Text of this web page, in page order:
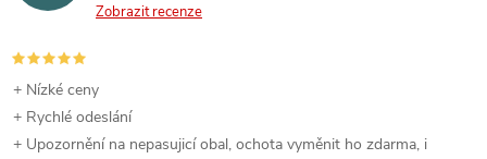
Zobrazit recenze
+ Nízké ceny
+ Rychlé odeslání
+ Upozornění na nepasujicí obal, ochota vyměnit ho zdarma, i